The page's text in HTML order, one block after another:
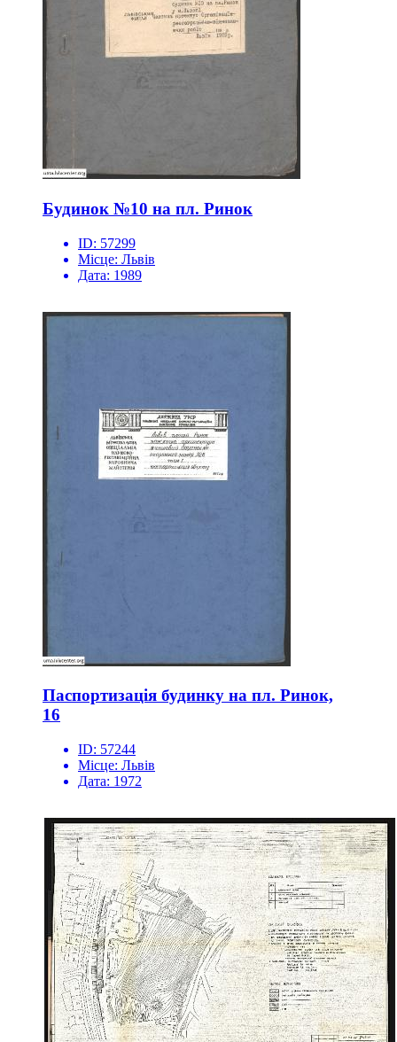
Будинок №10 на пл. Ринок
ID: 57299
Місце: Львів
Дата: 1989
Паспортизація будинку на пл. Ринок,
16
ID: 57244
Місце: Львів
Дата: 1972